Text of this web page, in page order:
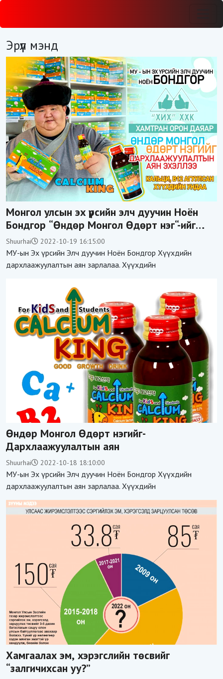
Эрүүл мэнд
Монгол улсын эх үрсийн элч дуучин Ноён
Бондгор “Өндөр Монгол Өдөрт нэг“-ийг
аяныг эхлүүллээ
Shuurhai 2022-10-19 16:15:00
МУ-ын Эх үрсийн Элч дуучин Ноён Бондгор Хүүхдийн
дархлаажуулалтын аян зарлалаа. Хүүхдийн
Өндөр Монгол Өдөрт нэгийг-
Дархлаажуулалтын аян
Shuurhai 2022-10-18 18:10:00
МУ-ын Эх үрсийн Элч дуучин Ноён Бондгор Хүүхдийн
дархлаажуулалтын аян зарлалаа. Хүүхдийн
Хамгаалах эм, хэрэгслийн төсвийг
“залгичихсан уу?”